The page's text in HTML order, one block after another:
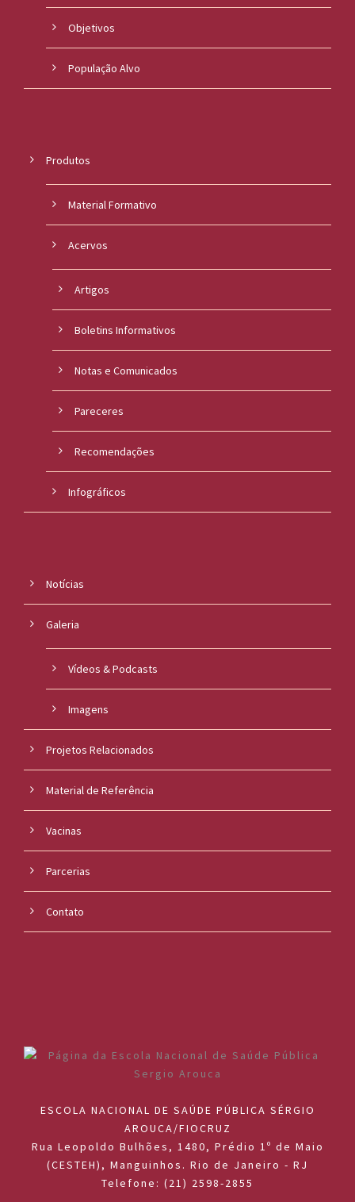
Objetivos
População Alvo
Produtos
Material Formativo
Acervos
Artigos
Boletins Informativos
Notas e Comunicados
Pareceres
Recomendações
Infográficos
Notícias
Galeria
Vídeos & Podcasts
Imagens
Projetos Relacionados
Material de Referência
Vacinas
Parcerias
Contato
ESCOLA NACIONAL DE SAÚDE PÚBLICA SÉRGIO
AROUCA/FIOCRUZ
Rua Leopoldo Bulhões, 1480, Prédio 1º de Maio
(CESTEH), Manguinhos. Rio de Janeiro - RJ
Telefone: (21) 2598-2855